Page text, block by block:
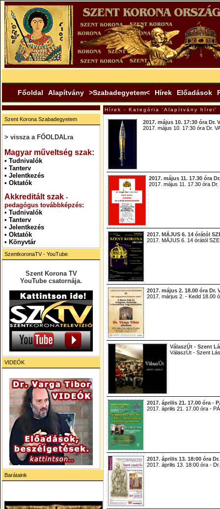
Főoldal Alapítvány >Szabadegyetem< Hírek Előadások
Szent Korona Szabadegyetem
> vissza a FŐOLDALra
Magyar műveltség szak:
• Tudnivalók
• Tanterv
• Jelentkezés
• Oktatók
Akkreditált szak -
pedagógus továbbképzés:
• Tudnivalók
• Tanterv
• Jelentkezés
• Oktatók
• Könyvtár
SzentkoronaTV - YouTube
Szent Korona TV
YouTube csatornája.
VIDEÓK
Barátaink
Hírek - Kategória 'Alapítvány hírei'
2017. május 10. 17:30 óra Dr.
2017. május 10. 17:30 óra Dr.
2017. május 11. 17.30 óra
2017. május 11. 17.30 óra
2017. MÁJUS 6. 14 órától
2017. MÁJUS 6. 14 órától
2017. május 2. 18.00 óra Dr.
2017. márjus 2. - Kedd 18.00
VálaszÚt - Szent
VálaszÚt - Szent
2017. április 21. 17.00 óra -
2017. április 21. 17.00 óra -
2017. április 13. 18:00 óra
2017. április 13. 18:00 óra -